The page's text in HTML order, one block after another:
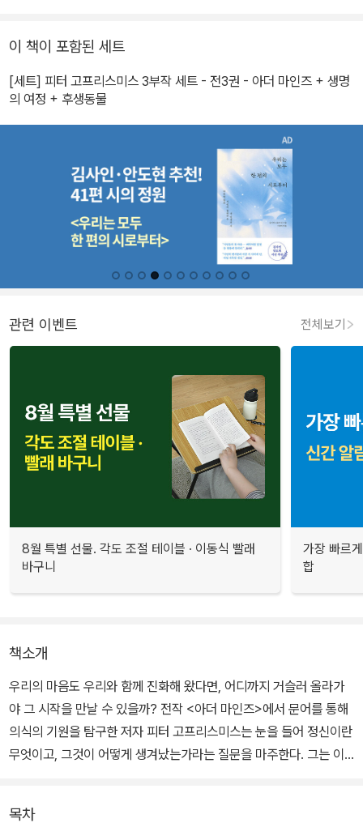
이 책이 포함된 세트
[세트] 피터 고프리스미스 3부작 세트 - 전3권 - 아더 마인즈 + 생명
의 여정 + 후생동물
관련 이벤트 전체보기
8월 특별 선물. 각도 조절 테이블 · 이동식 빨래
바구니
가장 빠르
합
책소개
우리의 마음도 우리와 함께 진화해 왔다면, 어디까지 거슬러 올라가
야 그 시작을 만날 수 있을까? 전작 <아더 마인즈>에서 문어를 통해
의식의 기원을 탐구한 저자 피터 고프리스미스는 눈을 들어 정신이란
무엇이고, 그것이 어떻게 생겨났는가라는 질문을 마주한다. 그는 이
명의 작동 방식, 그리고 생명의 철학적 논제들을 탐구하며 논의를 확
목차